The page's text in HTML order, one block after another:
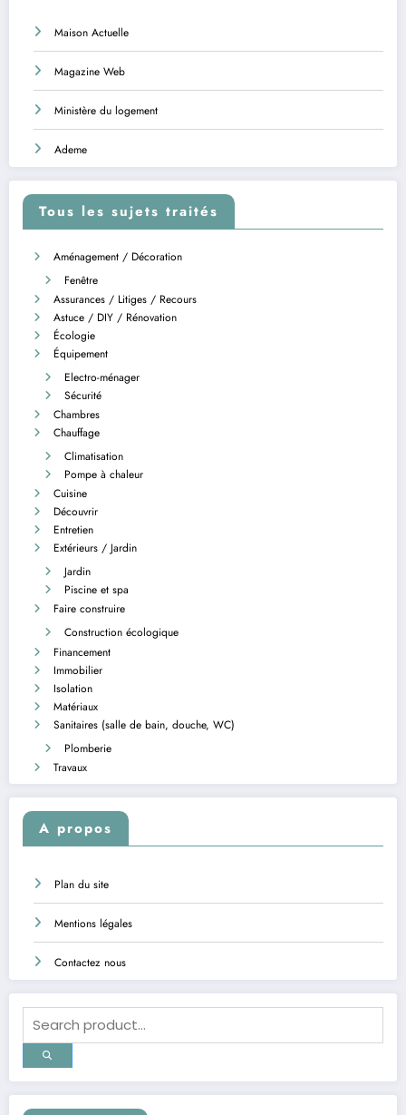
Maison Actuelle
Magazine Web
Ministère du logement
Ademe
Tous les sujets traités
Aménagement / Décoration
Fenêtre
Assurances / Litiges / Recours
Astuce / DIY / Rénovation
Écologie
Équipement
Electro-ménager
Sécurité
Chambres
Chauffage
Climatisation
Pompe à chaleur
Cuisine
Découvrir
Entretien
Extérieurs / Jardin
Jardin
Piscine et spa
Faire construire
Construction écologique
Financement
Immobilier
Isolation
Matériaux
Sanitaires (salle de bain, douche, WC)
Plomberie
Travaux
A propos
Plan du site
Mentions légales
Contactez nous